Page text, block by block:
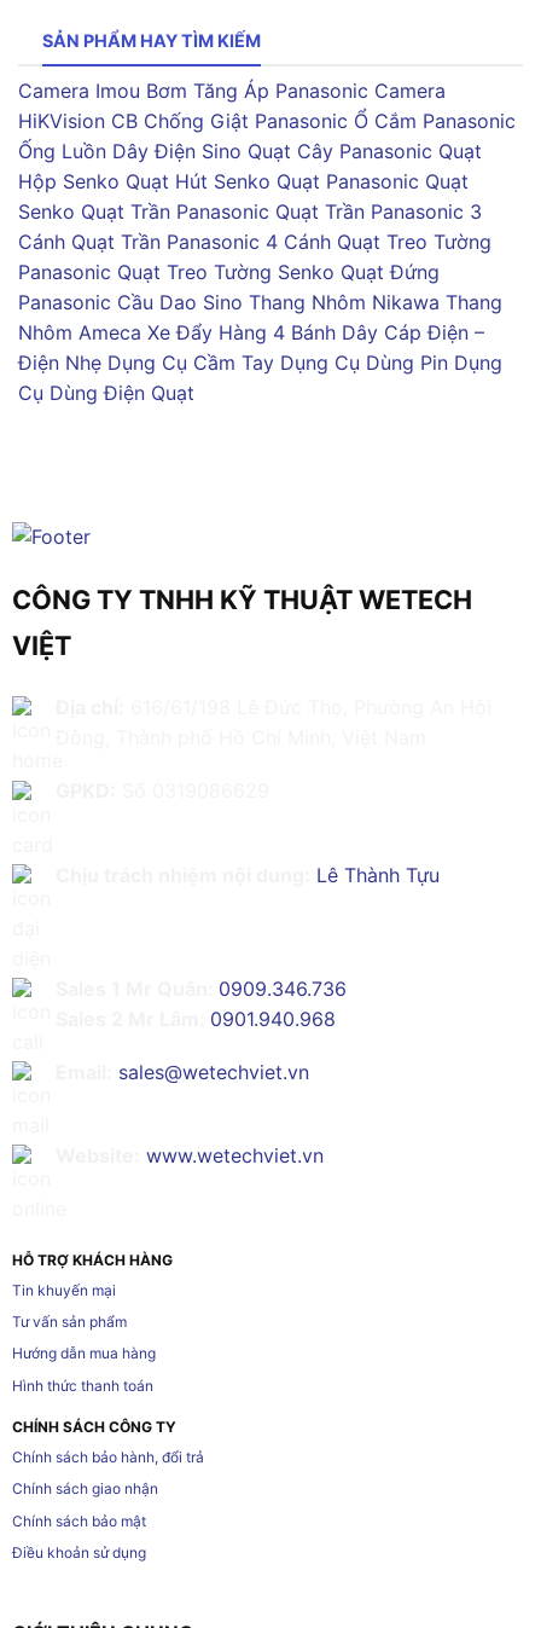
SẢN PHẨM HAY TÌM KIẾM
Camera Imou Bơm Tăng Áp Panasonic Camera
HiKVision CB Chống Giật Panasonic Ổ Cắm Panasonic
Ống Luồn Dây Điện Sino Quạt Cây Panasonic Quạt
Hộp Senko Quạt Hút Senko Quạt Panasonic Quạt
Senko Quạt Trần Panasonic Quạt Trần Panasonic 3
Cánh Quạt Trần Panasonic 4 Cánh Quạt Treo Tường
Panasonic Quạt Treo Tường Senko Quạt Đứng
Panasonic Cầu Dao Sino Thang Nhôm Nikawa Thang
Nhôm Ameca Xe Đẩy Hàng 4 Bánh Dây Cáp Điện –
Điện Nhẹ Dụng Cụ Cầm Tay Dụng Cụ Dùng Pin Dụng
Cụ Dùng Điện Quạt
CÔNG TY TNHH KỸ THUẬT WETECH
VIỆT
Lê Thành Tựu
0909.346.736
0901.940.968
sales@wetechviet.vn
www.wetechviet.vn
HỖ TRỢ KHÁCH HÀNG
Tin khuyến mại
Tư vấn sản phẩm
Hướng dẫn mua hàng
Hình thức thanh toán
CHÍNH SÁCH CÔNG TY
Chính sách bảo hành, đổi trả
Chính sách giao nhận
Chính sách bảo mật
Điều khoản sử dụng